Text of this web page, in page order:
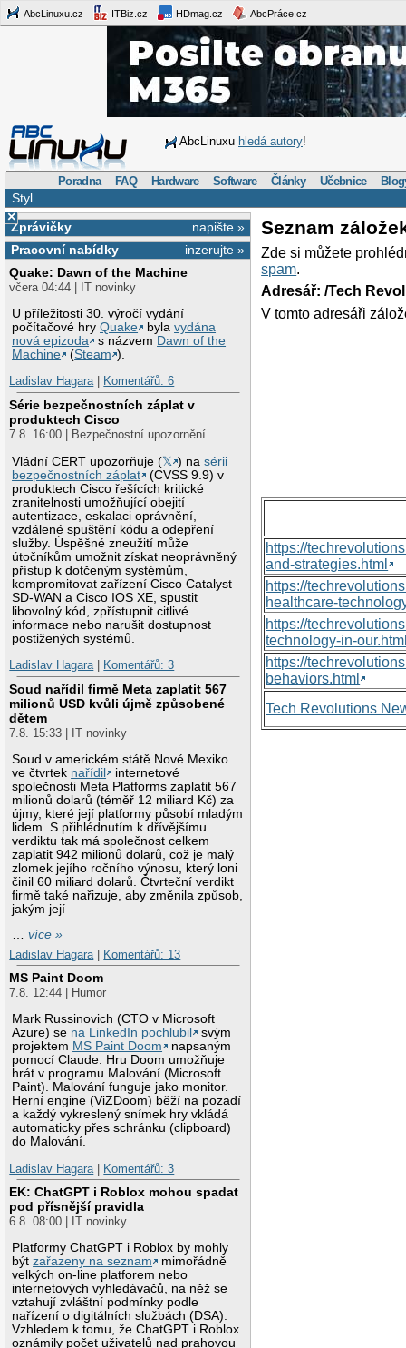
AbcLinuxu.cz ITBiz.cz HDmag.cz AbcPráce.cz
AbcLinuxu hledá autory!
Poradna FAQ Hardware Software Články Učebnice
Styl
×
napište »
Zprávičky
inzerujte »
Pracovní nabídky
Quake: Dawn of the Machine
včera 04:44 | IT novinky
U příležitosti 30. výročí vydání
počítačové hryQuake bylavydána
nová epizoda
s názvem Dawn of the
Machine
(Steam ).
Ladislav Hagara| Komentářů: 6
Série bezpečnostních záplat v
produktech Cisco
7.8. 16:00 | Bezpečnostní upozornění
Vládní CERT upozorňuje (𝕏 ) nasérii
bezpečnostních záplat
(CVSS 9.9) v
produktech Cisco řešících kritické
zranitelnosti umožňující obejití
autentizace, eskalaci oprávnění,
vzdálené spuštění kódu a odepření
služby. Úspěšné zneužití může
útočníkům umožnit získat neoprávněný
přístup k dotčeným systémům,
kompromitovat zařízení Cisco Catalyst
SD-WAN a Cisco IOS XE, spustit
libovolný kód, zpřístupnit citlivé
informace nebo narušit dostupnost
postižených systémů.
Ladislav Hagara| Komentářů: 3
Soud nařídil firmě Meta zaplatit 567
milionů USD kvůli újmě způsobené
dětem
7.8. 15:33 | IT novinky
Soud v americkém státě Nové Mexiko
ve čtvrtek nařídil
internetové
společnosti Meta Platforms zaplatit 567
milionů dolarů (téměř 12 miliard Kč) za
újmy, které její platformy působí mladým
lidem. S přihlédnutím k dřívějšímu
verdiktu tak má společnost celkem
zaplatit 942 milionů dolarů, což je malý
zlomek jejího ročního výnosu, který loni
činil 60 miliard dolarů. Čtvrteční verdikt
firmě také nařizuje, aby změnila způsob,
jakým její
…více »
Ladislav Hagara
Komentářů: 13
MS Paint Doom
7.8. 12:44 | Humor
Mark Russinovich (CTO v Microsoft
Azure) se na LinkedIn pochlubil
svým
projektem MS Paint Doom
napsaným
pomocí Claude. Hru Doom umožňuje
hrát v programu Malování (Microsoft
Paint). Malování funguje jako monitor.
Herní engine (ViZDoom) běží na pozadí
a každý vykreslený snímek hry vkládá
automaticky přes schránku (clipboard)
do Malování.
Ladislav Hagara
Komentářů: 3
EK: ChatGPT i Roblox mohou spadat
pod přísnější pravidla
6.8. 08:00 | IT novinky
Platformy ChatGPT i Roblox by mohly
býtzařazeny na seznam
mimořádně
velkých on-line platforem nebo
internetových vyhledávačů, na něž se
vztahují zvláštní podmínky podle
nařízení o digitálních službách (DSA).
Vzhledem k tomu, že ChatGPT i Roblox
oznámily počet uživatelů nad prahovou
Seznam
Zde si můžete
spam.
Adresář: /Tech
V tomto adresáři
https://
and-strategies.html
https://
healthcare-
https://
technology-in-
https://
behaviors.html
Tech Revolutions